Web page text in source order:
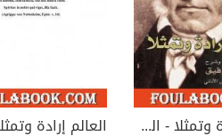
العالم إرادة وتمثلا - المجلد الأول